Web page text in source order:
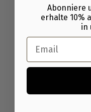
Abonniere
erhalte 10%
in
Email